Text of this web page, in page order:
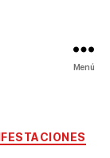
Menú